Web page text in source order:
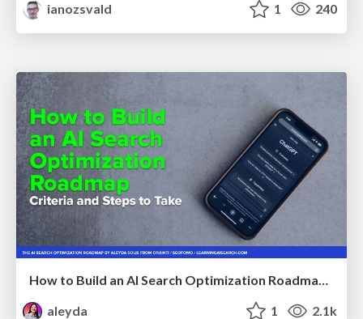
ianozsvald
1 240
How to Build an AI Search Optimization Roadmap - Criteria and Steps to Take #SEOIRL
aleyda
1 2.1k